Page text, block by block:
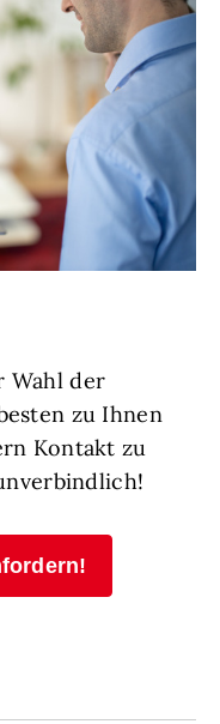
Wahl der
zu Ihnen
Kontakt zu